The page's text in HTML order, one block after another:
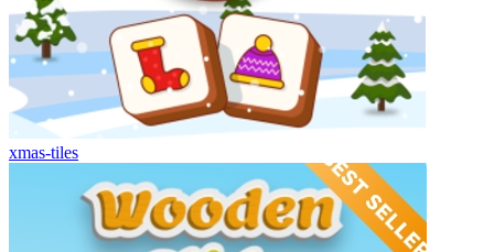
xmas-tiles